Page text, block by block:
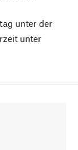
unter der
unter